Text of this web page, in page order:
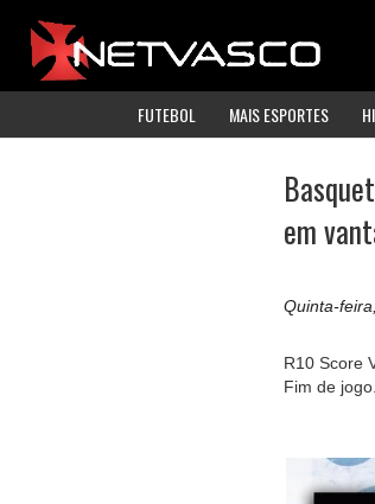
FUTEBOL MAIS ESPORTES
em
Quinta-
R10 Score
Fim de jogo.